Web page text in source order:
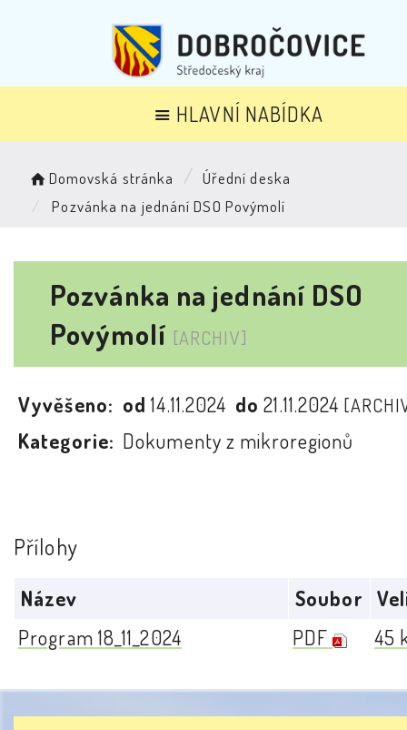
HLAVNÍ NABÍDKA
Domovská stránka
Úřední deska
Pozvánka na jednání DSO Povýmolí
Pozvánka na jednání DSO
Povýmolí [ARCHIV]
Vyvěšeno: od14.11.2024 do21.11.2024
Kategorie: Dokumenty z mikroregionů
Přílohy
Název Soubor
Program 18_11_2024
PDF 45